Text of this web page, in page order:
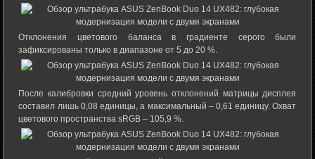
Отклонения цветового баланса в градиенте серого были
зафиксированы только в диапазоне от 5 до 20 %.
После калибровки средний уровень отклонений матрицы дисплея
составил лишь 0,08 единицы, а максимальный – 0,61 единицу. Охват
цветового пространства sRGB – 105,9 %.